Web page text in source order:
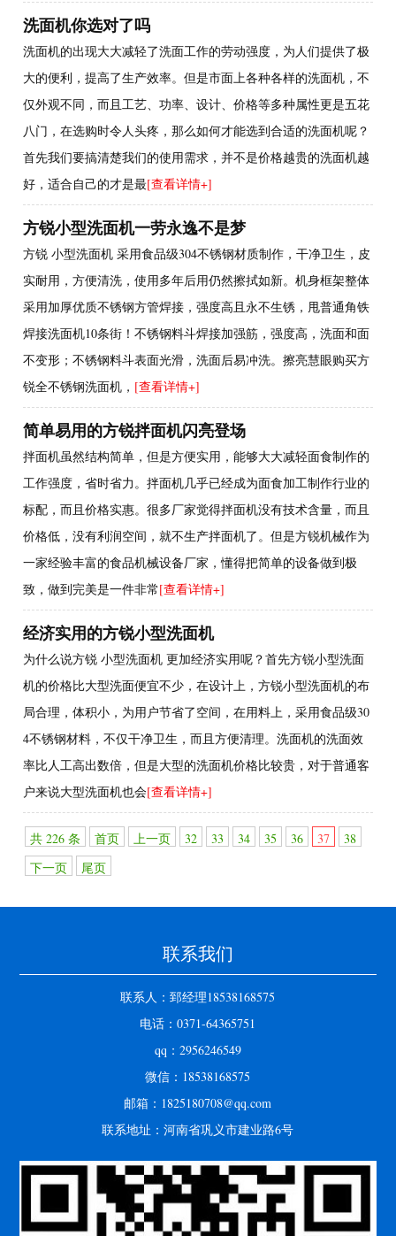
洗面机你选对了吗
洗面机的出现大大减轻了洗面工作的劳动强度，为人们提供了极
大的便利，提高了生产效率。但是市面上各种各样的洗面机，不
仅外观不同，而且工艺、功率、设计、价格等多种属性更是五花
八门，在选购时令人头疼，那么如何才能选到合适的洗面机呢？
首先我们要搞清楚我们的使用需求，并不是价格越贵的洗面机越
好，适合自己的才是最[查看详情+]
方锐小型洗面机一劳永逸不是梦
方锐 小型洗面机 采用食品级304不锈钢材质制作，干净卫生，皮
实耐用，方便清洗，使用多年后用仍然擦拭如新。机身框架整体
采用加厚优质不锈钢方管焊接，强度高且永不生锈，甩普通角铁
焊接洗面机10条街！不锈钢料斗焊接加强筋，强度高，洗面和面
不变形；不锈钢料斗表面光滑，洗面后易冲洗。擦亮慧眼购买方
锐全不锈钢洗面机， [查看详情+]
简单易用的方锐拌面机闪亮登场
拌面机虽然结构简单，但是方便实用，能够大大减轻面食制作的
工作强度，省时省力。拌面机几乎已经成为面食加工制作行业的
标配，而且价格实惠。很多厂家觉得拌面机没有技术含量，而且
价格低，没有利润空间，就不生产拌面机了。但是方锐机械作为
一家经验丰富的食品机械设备厂家，懂得把简单的设备做到极
致，做到完美是一件非常[查看详情+]
经济实用的方锐小型洗面机
为什么说方锐 小型洗面机 更加经济实用呢？首先方锐小型洗面
机的价格比大型洗面便宜不少，在设计上，方锐小型洗面机的布
局合理，体积小，为用户节省了空间，在用料上，采用食品级30
4不锈钢材料，不仅干净卫生，而且方便清理。洗面机的洗面效
率比人工高出数倍，但是大型的洗面机价格比较贵，对于普通客
户来说大型洗面机也会[查看详情+]
共 226 条 首页 上一页 32 33 34 35 36 37
38
下一页
尾页
联系我们
联系人：郅经理18538168575
电话：0371-64365751
qq：2956246549
微信：18538168575
邮箱：1825180708@qq.com
联系地址：河南省巩义市建业路6号